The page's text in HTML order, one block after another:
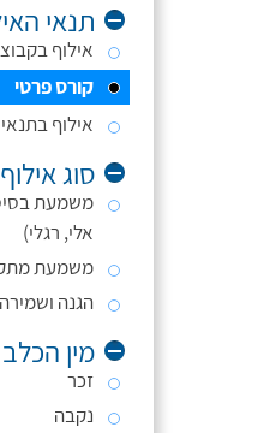
תנאי
אילוף
קורס פרטי
אילוף בתנאי
סוג אילוף
משמעת
אלי, רגלי)
משמעת
הגנה ושמירה
מין הכלב
זכר
נקבה